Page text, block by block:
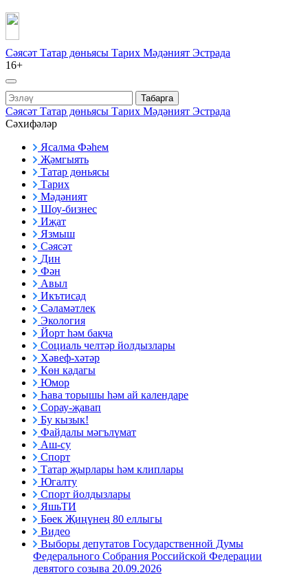
Сәясәт Татар дөньясы Тарих Мәдәният Эстрада
16+
Табарга
Сәясәт Татар дөньясы Тарих Мәдәният Эстрада
Сәхифәләр
Ясалма Фәһем
Җәмгыять
Татар дөньясы
Тарих
Мәдәният
Шоу-бизнес
Иҗат
Язмыш
Сәясәт
Дин
Фән
Авыл
Икътисад
Сәламәтлек
Экология
Йорт һәм бакча
Социаль челтәр йолдызлары
Хәвеф-хәтәр
Көн кадагы
Юмор
Һава торышы һәм ай календаре
Сорау-җавап
Бу кызык!
Файдалы мәгълүмат
Аш-су
Спорт
Татар җырлары һәм клиплары
Югалту
Спорт йолдызлары
ЯшьТИ
Бөек Җиңүнең 80 еллыгы
Видео
Выборы депутатов Государственной Думы
Федерального Собрания Российской Федерации
девятого созыва 20.09.2026